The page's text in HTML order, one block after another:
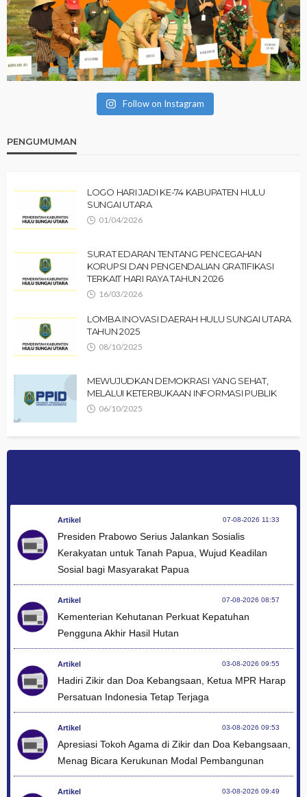
Follow on Instagram
PENGUMUMAN
LOGO HARI JADI KE-74 KABUPATEN HULU
SUNGAI UTARA
01/04/2026
SURAT EDARAN TENTANG PENCEGAHAN
KORUPSI DAN PENGENDALIAN GRATIFIKASI
TERKAIT HARI RAYA TAHUN 2026
16/03/2026
LOMBA INOVASI DAERAH HULU SUNGAI UTARA
TAHUN 2025
08/10/2025
MEWUJUDKAN DEMOKRASI YANG SEHAT,
MELALUI KETERBUKAAN INFORMASI PUBLIK
06/10/2025
Artikel 07-08-2026 11:33
Presiden Prabowo Serius Jalankan Sosialis
Kerakyatan untuk Tanah Papua, Wujud Keadilan
Sosial bagi Masyarakat Papua
Artikel 07-08-2026 08:57
Kementerian Kehutanan Perkuat Kepatuhan
Pengguna Akhir Hasil Hutan
Artikel 03-08-2026 09:55
Hadiri Zikir dan Doa Kebangsaan, Ketua MPR Harap
Persatuan Indonesia Tetap Terjaga
Artikel 03-08-2026 09:53
Apresiasi Tokoh Agama di Zikir dan Doa Kebangsaan,
Menag Bicara Kerukunan Modal Pembangunan
Artikel 03-08-2026 09:49